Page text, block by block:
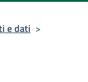
e dati >